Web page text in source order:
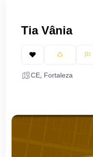
Tia Vânia
CE Fortaleza